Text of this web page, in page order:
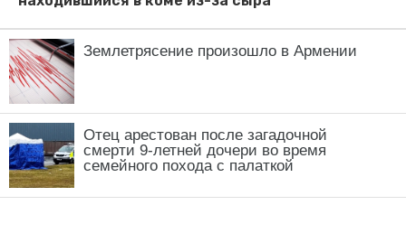
Землетрясение произошло в Армении
Отец арестован после загадочной
смерти 9-летней дочери во время
семейного похода с палаткой